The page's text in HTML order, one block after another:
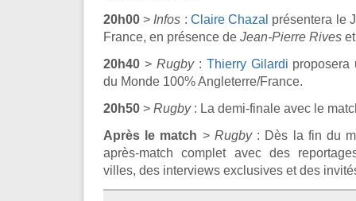
20h00 > Infos : Claire Chazal présentera le
France, en présence de Jean-Pierre Rives
20h40 > Rugby: Thierry Gilardi
du Monde 100% Angleterre/France.
20h50 > Rugby: La demi-finale avec le
Après le match > Rugby: Dès la fin du
après-match complet avec des
villes, des interviews exclusives et des